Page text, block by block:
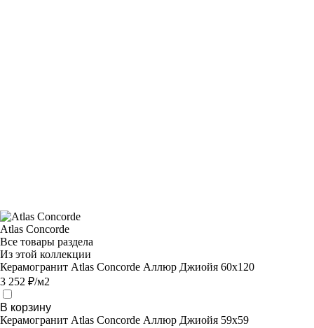
Atlas Concorde
Все товары раздела
Из этой коллекции
Керамогранит Atlas Concorde Аллюр Джиойя 60x120
3 252 ₽/м2
В корзину
Керамогранит Atlas Concorde Аллюр Джиойя 59х59